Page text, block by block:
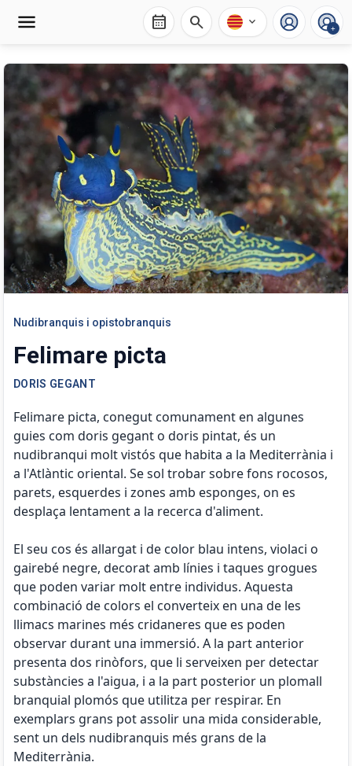
calendar_month search expand_more +
Nudibranquis i opistobranquis
Felimare picta
DORIS GEGANT
Felimare picta, conegut comunament en algunes
guies com doris gegant o doris pintat, és un
nudibranqui molt vistós que habita a la Mediterrània i
a l'Atlàntic oriental. Se sol trobar sobre fons rocosos,
parets, esquerdes i zones amb esponges, on es
desplaça lentament a la recerca d'aliment.
El seu cos és allargat i de color blau intens, violaci o
gairebé negre, decorat amb línies i taques grogues
que poden variar molt entre individus. Aquesta
combinació de colors el converteix en una de les
llimacs marines més cridaneres que es poden
observar durant una immersió. A la part anterior
presenta dos rinòfors, que li serveixen per detectar
substàncies a l'aigua, i a la part posterior un plomall
branquial plomós que utilitza per respirar. En
exemplars grans pot assolir una mida considerable,
sent un dels nudibranquis més grans de la
Mediterrània.